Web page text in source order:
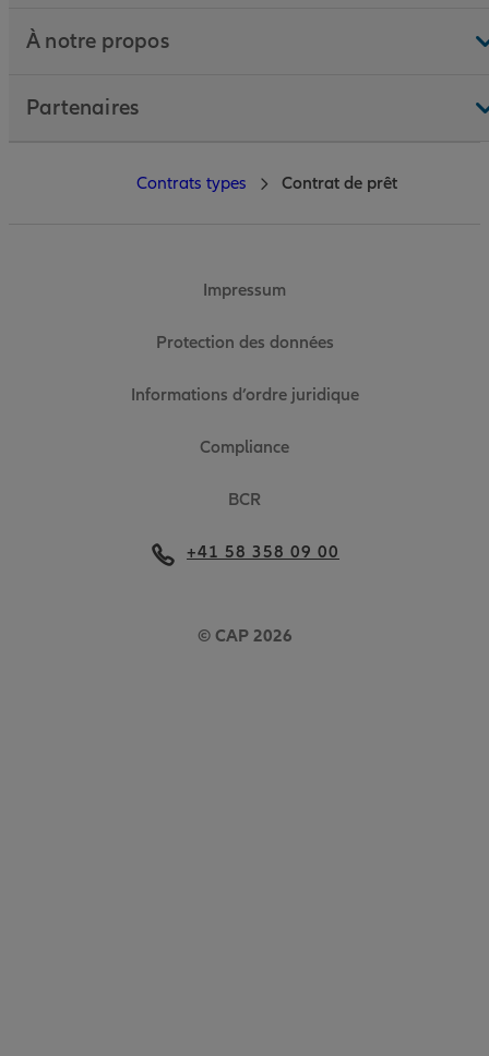
À notre propos
Partenaires
Impressum
Protection des données
Informations d’ordre juridique
Compliance
BCR
© CAP 2026
+41 58 358 09 00
Contrats types Contrat de prêt